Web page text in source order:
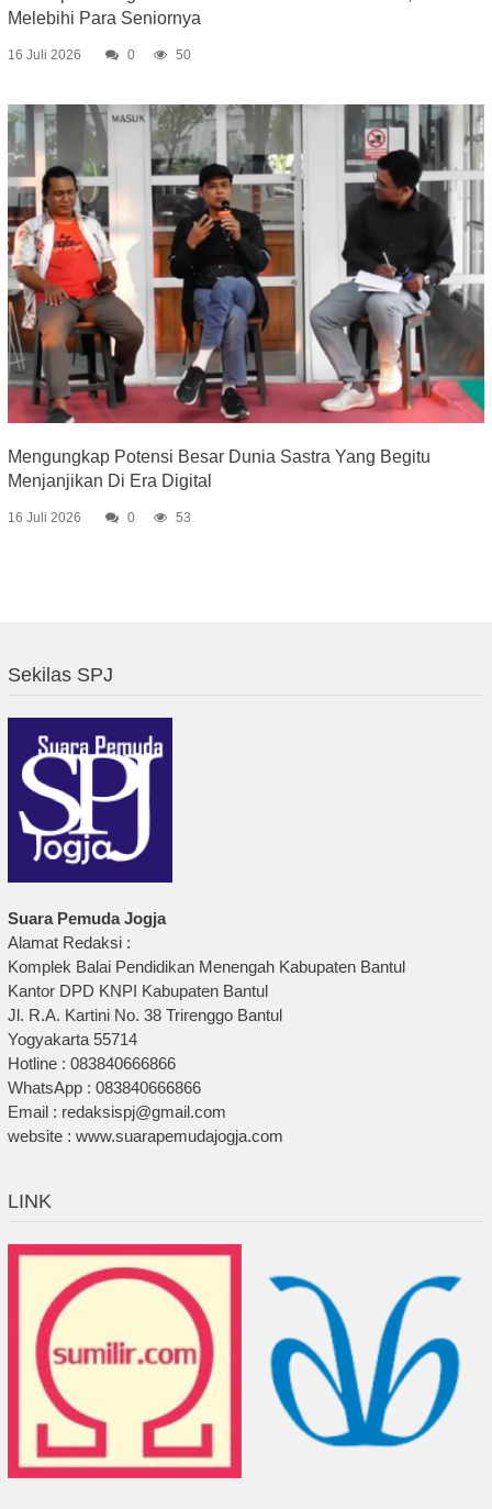
Melebihi Para Seniornya
16 Juli 2026 0 50
Mengungkap Potensi Besar Dunia Sastra Yang Begitu
Menjanjikan Di Era Digital
16 Juli 2026 0 53
Sekilas SPJ
Suara Pemuda Jogja
Alamat Redaksi :
Komplek Balai Pendidikan Menengah Kabupaten Bantul
Kantor DPD KNPI Kabupaten Bantul
Jl. R.A. Kartini No. 38 Trirenggo Bantul
Yogyakarta 55714
Hotline : 083840666866
WhatsApp : 083840666866
Email : redaksispj@gmail.com
website : www.suarapemudajogja.com
LINK